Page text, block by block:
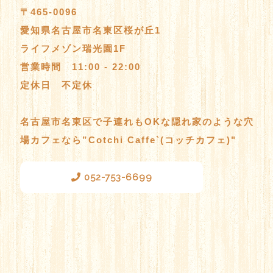
〒465-0096
愛知県名古屋市名東区桜が丘1
ライフメゾン瑞光園1F
営業時間 11:00 - 22:00
定休日 不定休
名古屋市名東区で子連れもOKな隠れ家のような穴
場カフェなら”Cotchi Caffe`(コッチカフェ)"
052-753-6699